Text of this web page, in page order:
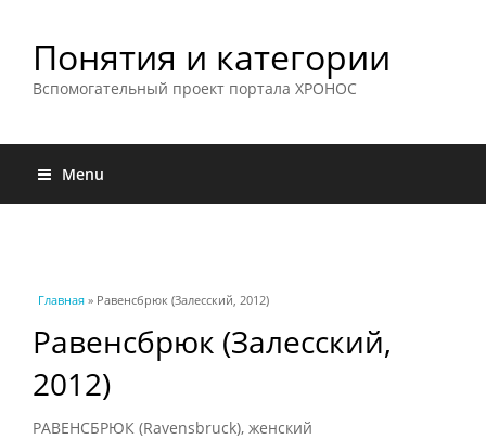
Понятия и категории
Вспомогательный проект портала ХРОНОС
Menu
Вы здесь
Главная » Равенсбрюк (Залесский, 2012)
Равенсбрюк (Залесский,
2012)
РАВЕНСБРЮК (Ravensbruck), женский